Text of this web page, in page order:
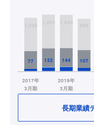
長期業績